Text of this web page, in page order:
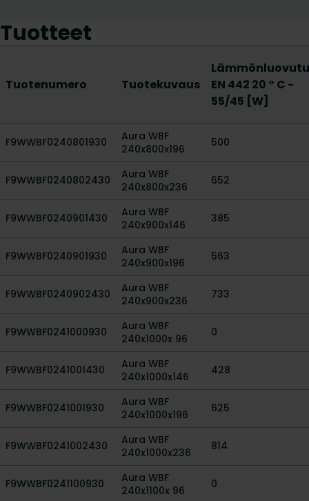
Tuotteet
Tuotenumero Tuotekuvaus
EN 442 20 ° C -
55/45 [W]
F9WWBF0240801930
Aura WBF
240x800x196
500
F9WWBF0240802430
Aura WBF
240x800x236
652
F9WWBF0240901430
Aura WBF
240x900x146
385
F9WWBF0240901930
Aura WBF
240x900x196
563
F9WWBF0240902430
Aura WBF
240x900x236
733
F9WWBF0241000930
Aura WBF
240x1000x 96
0
F9WWBF0241001430
Aura WBF
240x1000x146
428
F9WWBF0241001930
Aura WBF
240x1000x196
625
F9WWBF0241002430
Aura WBF
240x1000x236
814
F9WWBF0241100930
Aura WBF
240x1100x 96
0